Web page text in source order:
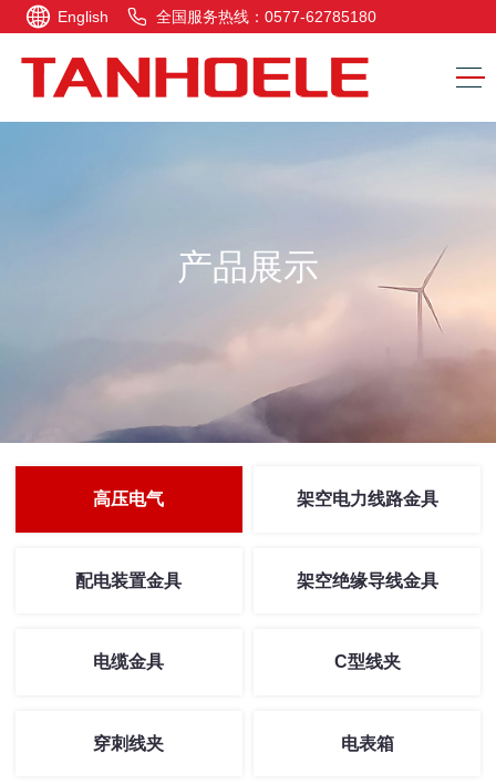
English 全国服务热线：0577-62785180
产品展示
高压电气 架空电力线路金具
配电装置金具 架空绝缘导线金具
电缆金具 C型线夹
穿刺线夹 电表箱